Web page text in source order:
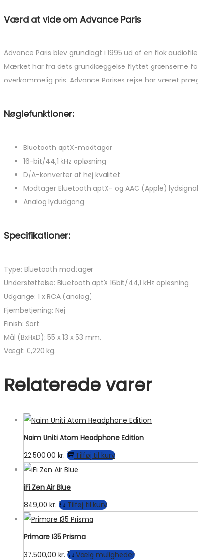
Værd at vide om Advance Paris
Advance Paris blev grundlagt i 1995 ud af en flok
Mærket har fra dets grundlæggelse flyttet grænserne
overkommelig pris. Advance Parises rejse har været
Nøglefunktioner:
Bluetooth aptX-modtager
16-bit/44,1 kHz opløsning
D/A-konverter af høj kvalitet
Modtager Bluetooth aptX- og AAC (Apple)
Analog lydudgang
Specifikationer:
Type: Bluetooth modtager
Understøttelse: Bluetooth aptX 16bit/44,1 kHz opløsning
Udgange: 1 x RCA (analog)
Fjernbetjening: Nej
Finish: Sort
Mål (BxHxD): 55 x 13 x 53 mm.
Vægt: 0,220 kg.
Relaterede varer
Naim Uniti Atom Headphone Edition
22.500,00 kr. Tilføj til kurv
iFi Zen Air Blue
849,00 kr. Tilføj til kurv
Primare I35 Prisma
37.500,00 kr. Vælg mulighederDette